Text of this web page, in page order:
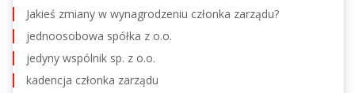
Jakieś zmiany w wynagrodzeniu członka zarządu?
jednoosobowa spółka z o.o.
jedyny wspólnik sp. z o.o.
kadencja członka zarządu